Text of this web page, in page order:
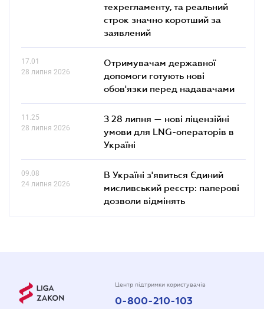
техрегламенту, та реальний
строк значно коротший за
заявлений
17.01
28 липня 2026
Отримувачам державної
допомоги готують нові
обов'язки перед надавачами
11.25
28 липня 2026
З 28 липня — нові ліцензійні
умови для LNG-операторів в
Україні
09.08
24 липня 2026
В Україні з'явиться Єдиний
мисливський реєстр: паперові
дозволи відмінять
Центр підтримки користувачів
0-800-210-103